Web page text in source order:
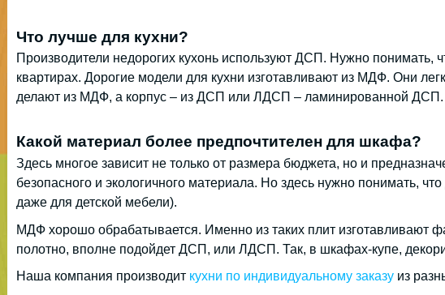
Что лучше для кухни?
Производители недорогих кухонь используют ДСП. Нужно понимать,
квартирах. Дорогие модели для кухни изготавливают из МДФ. Они
делают из МДФ, а корпус – из ДСП или ЛДСП – ламинированной ДСП.
Какой материал более предпочтителен для шкафа?
Здесь многое зависит не только от размера бюджета, но и
безопасного и экологичного материала. Но здесь нужно понимать,
даже для детской мебели).
МДФ хорошо обрабатывается. Именно из таких плит
полотно, вполне подойдет ДСП, или ЛДСП. Так, в шкафах-купе,
Наша компания производит кухни по индивидуальному заказу из